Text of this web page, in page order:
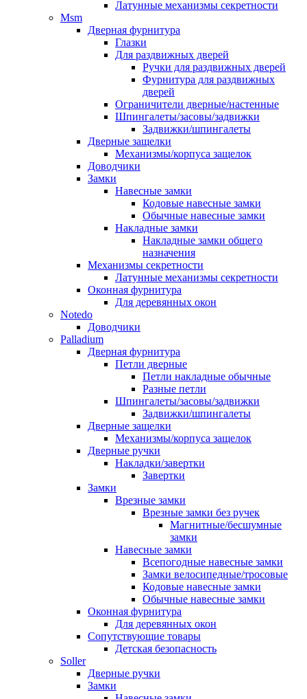
Латунные механизмы секретности
Msm
Дверная фурнитура
Глазки
Для раздвижных дверей
Ручки для раздвижных дверей
Фурнитура для раздвижных
дверей
Ограничители дверные/настенные
Шпингалеты/засовы/задвижки
Задвижки/шпингалеты
Дверные защелки
Механизмы/корпуса защелок
Доводчики
Замки
Навесные замки
Кодовые навесные замки
Обычные навесные замки
Накладные замки
Накладные замки общего
назначения
Механизмы секретности
Латунные механизмы секретности
Оконная фурнитура
Для деревянных окон
Notedo
Доводчики
Palladium
Дверная фурнитура
Петли дверные
Петли накладные обычные
Разные петли
Шпингалеты/засовы/задвижки
Задвижки/шпингалеты
Дверные защелки
Механизмы/корпуса защелок
Дверные ручки
Накладки/завертки
Завертки
Замки
Врезные замки
Врезные замки без ручек
Магнитные/бесшумные
замки
Навесные замки
Всепогодные навесные замки
Замки велосипедные/тросовые
Кодовые навесные замки
Обычные навесные замки
Оконная фурнитура
Для деревянных окон
Сопутствующие товары
Детская безопасность
Soller
Дверные ручки
Замки